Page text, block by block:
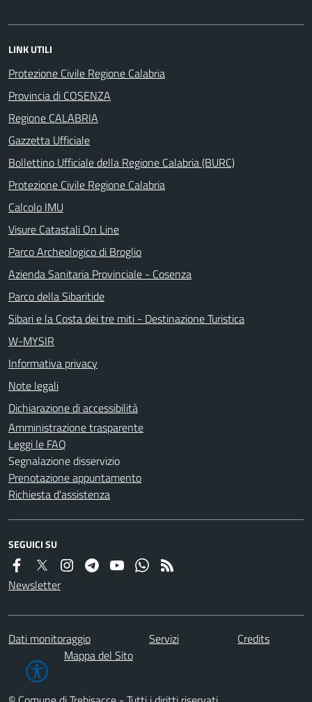
LINK UTILI
Protezione Civile Regione Calabria
Provincia di COSENZA
Regione CALABRIA
Gazzetta Ufficiale
Bollettino Ufficiale della Regione Calabria (BURC)
Protezione Civile Regione Calabria
Calcolo IMU
Visure Catastali On Line
Parco Archeologico di Broglio
Azienda Sanitaria Provinciale - Cosenza
Parco della Sibaritide
Sibari e la Costa dei tre miti - Destinazione Turistica
W-MYSIR
Informativa privacy
Note legali
Dichiarazione di accessibilità
Amministrazione trasparente
Leggi le FAQ
Segnalazione disservizio
Prenotazione appuntamento
Richiesta d'assistenza
SEGUICI SU
Newsletter
Dati monitoraggio Servizi
Credits
Mappa del Sito